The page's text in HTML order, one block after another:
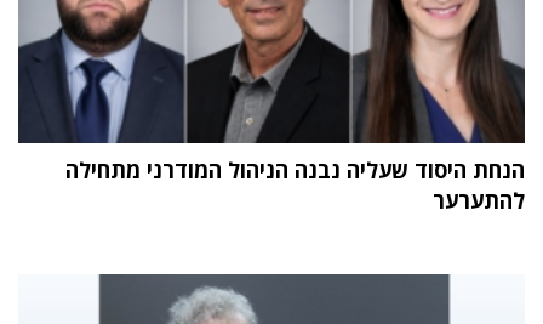
הנחת היסוד שעליה נבנה הניהול המודרני מתחילה
להתערער